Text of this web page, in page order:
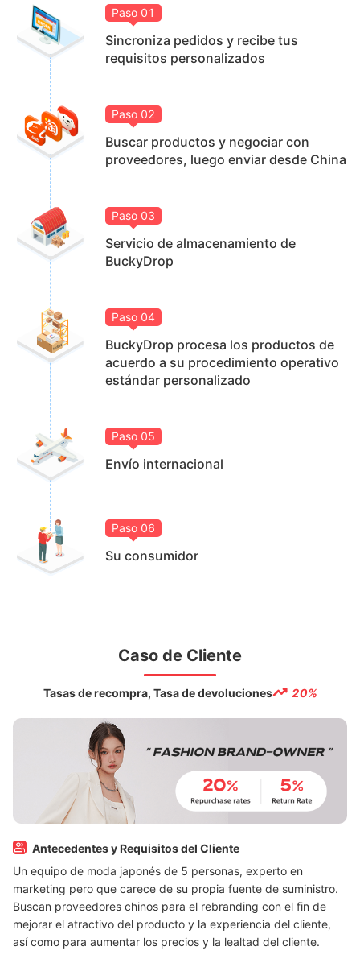
Paso 01
Sincroniza pedidos y recibe tus
requisitos personalizados
Paso 02
Buscar productos y negociar con
proveedores, luego enviar desde China
Paso 03
Servicio de almacenamiento de
BuckyDrop
Paso 04
BuckyDrop procesa los productos de
acuerdo a su procedimiento operativo
estándar personalizado
Paso 05
Envío internacional
Paso 06
Su consumidor
Caso de Cliente
Tasas de recompra, Tasa de devoluciones 20%
Antecedentes y Requisitos del Cliente
Un equipo de moda japonés de 5 personas, experto en
marketing pero que carece de su propia fuente de suministro.
Buscan proveedores chinos para el rebranding con el fin de
mejorar el atractivo del producto y la experiencia del cliente,
así como para aumentar los precios y la lealtad del cliente.